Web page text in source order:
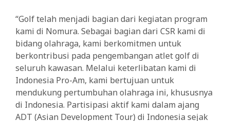
“Golf telah menjadi bagian dari kegiatan program
kami di Nomura. Sebagai bagian dari CSR kami di
bidang olahraga, kami berkomitmen untuk
berkontribusi pada pengembangan atlet golf di
seluruh kawasan. Melalui keterlibatan kami di
Indonesia Pro-Am, kami bertujuan untuk
mendukung pertumbuhan olahraga ini, khususnya
di Indonesia. Partisipasi aktif kami dalam ajang
ADT (Asian Development Tour) di Indonesia sejak